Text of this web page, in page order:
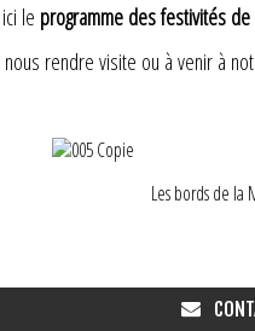
le programme des festivités
rendre visite ou à venir à
Les bords de